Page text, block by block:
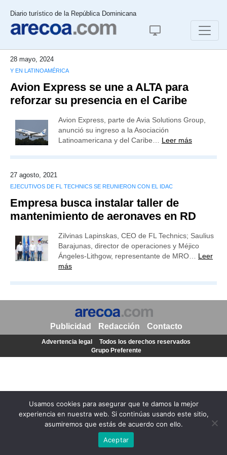
Diario turístico de la República Dominicana
28 mayo, 2024
Y EN LATINOAMÉRICA
Avion Express se une a ALTA para
reforzar su presencia en el Caribe
Avion Express, parte de Avia Solutions Group,
anunció su ingreso a la Asociación
Latinoamericana y del Caribe… Leer más
27 agosto, 2021
EJECUTIVOS DE FL TECHNICS SE REUNIERON CON EL IDAC
Empresa busca instalar taller de
mantenimiento de aeronaves en RD
Zilvinas Lapinskas, CEO de FL Technics; Saulius
Barajunas, director de operaciones y Méjico
Ángeles-Lithgow, representante de MRO… Leer
más
Usamos cookies para asegurar que te damos la mejor
experiencia en nuestra web. Si continúas usando este sitio,
asumiremos que estás de acuerdo con ello.
Aceptar
Publicidad Redacción Contacto
Advertencia legal
Todos los derechos reservados
Grupo Preferente